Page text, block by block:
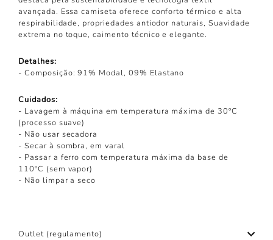
avançada. Essa camiseta oferece conforto térmico e alta
respirabilidade, propriedades antiodor naturais, Suavidade
extrema no toque, caimento técnico e elegante.
Detalhes:
- Composição: 91% Modal, 09% Elastano
Cuidados:
- Lavagem à máquina em temperatura máxima de 30ºC
(processo suave)
- Não usar secadora
- Secar à sombra, em varal
- Passar a ferro com temperatura máxima da base de
110ºC (sem vapor)
- Não limpar a seco
Outlet (regulamento)